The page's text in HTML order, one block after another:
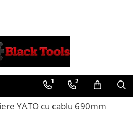
1 2
YATO cu cablu 690mm